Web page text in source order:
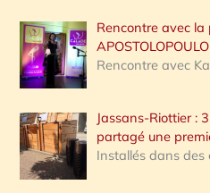
Rencontre avec la
Rencontre avec
Jassans-Riottier :
partagé une
Installés dans